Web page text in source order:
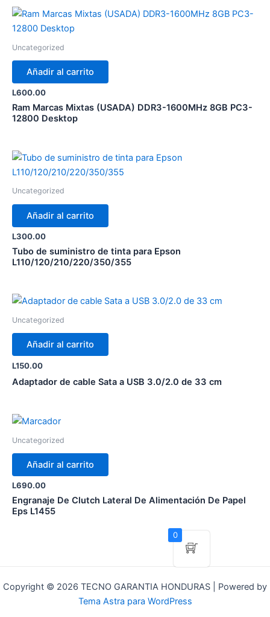
Uncategorized
Añadir al carrito
L600.00
Ram Marcas Mixtas (USADA) DDR3-1600MHz 8GB PC3-
12800 Desktop
Uncategorized
Añadir al carrito
L300.00
Tubo de suministro de tinta para Epson
L110/120/210/220/350/355
Uncategorized
Añadir al carrito
L150.00
Adaptador de cable Sata a USB 3.0/2.0 de 33 cm
Uncategorized
Añadir al carrito
L690.00
Engranaje De Clutch Lateral De Alimentación De Papel
Eps L1455
Copyright © 2026 TECNO GARANTIA HONDURAS | Powered by
Tema Astra para WordPress
0